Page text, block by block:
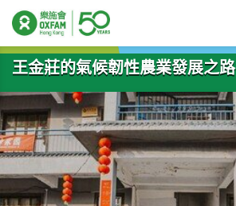
開始主要內容
王金莊的氣候韌性農業發展之路